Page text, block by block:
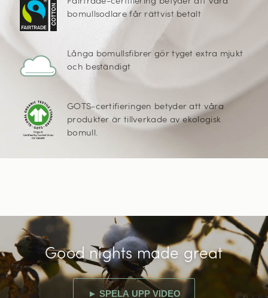
bomullsodlare får rättvist betalt
Långa bomullsfibrer gör tyget extra mjukt
och beständigt
GOTS-certifieringen betyder att våra
produkter är tillverkade av ekologisk
bomull.
Good nights made great
► SPELA UPP VIDEO